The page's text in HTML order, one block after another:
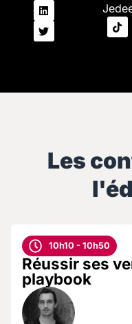
Les
10h10 - 10h50
Réussir ses
playbook